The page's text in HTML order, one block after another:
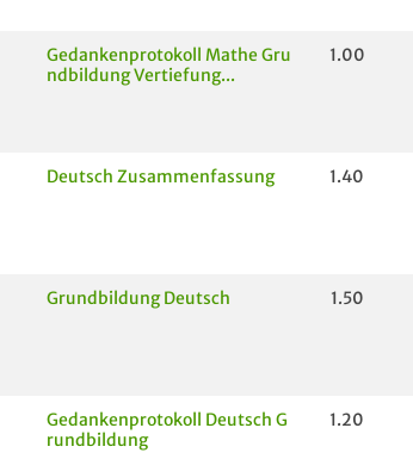
Gedankenprotokoll Mathe Gru
ndbildung Vertiefung...
1.00
Deutsch Zusammenfassung 1.40
Grundbildung Deutsch 1.50
Gedankenprotokoll Deutsch G
rundbildung
1.20